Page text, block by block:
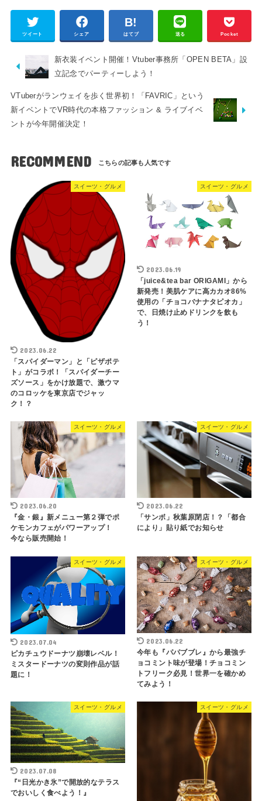
ツイート シェア はてブ 送る Pocket
新衣装イベント開催！Vtuber事務所「OPEN BETA」設
立記念でパーティーしよう！
VTuberがランウェイを歩く世界初！「FAVRIC」という
新イベントでVR時代の本格ファッション & ライブイベ
ントが今年開催決定！
RECOMMEND
スイーツ・グルメ
2023.06.22
「スパイダーマン」と「ピザポテ
ト」がコラボ！「スパイダーチー
ズソース」をかけ放題で、激ウマ
のコロッケを東京店でジャッ
ク！？
スイーツ・グルメ
2023.06.19
「juice&tea bar ORIGAMI」から
新発売！美肌ケアに高カカオ86%
使用の「チョコバナナタピオカ」
で、日焼け止めドリンクを飲も
う！
スイーツ・グルメ
2023.06.20
『金・銀』新メニュー第２弾でポ
ケモンカフェがパワーアップ！
今なら販売開始！
スイーツ・グルメ
2023.06.22
「サンボ」秋葉原閉店！？「都合
により」貼り紙でお知らせ
スイーツ・グルメ
2023.07.04
ピカチュウドーナツ崩壊レベル！
ミスタードーナツの変則作品が話
題に！
スイーツ・グルメ
2023.06.22
今年も『パパブブレ』から最強チ
ョコミント味が登場！チョコミン
トフリーク必見！世界一を確かめ
てみよう！
スイーツ・グルメ
2023.07.08
『“日光かき氷”で開放的なテラス
でおいしく食べよう！』
スイーツ・グルメ